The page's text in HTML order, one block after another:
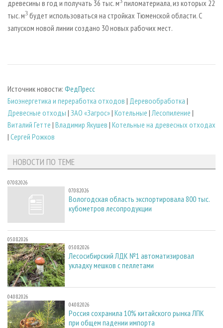
древесины в год и получать 36 тыс. м пиломатериала, из которых 22
тыс. м3 будет использоваться на стройках Тюменской области. С
запуском новой линии создано 30 новых рабочих мест.
Источник новости: ФедПресс
Биoэнергетика и переработка отходов | Деревообработка |
Древесные отходы | ЗАО «Загрос»| Котельные |Лесопиление |
Виталий Гетте | Владимир Якушев | Котельные на древесных отходах
| Сергей Рожков
НОВОСТИ ПО ТЕМЕ
07.08.2026
07.08.2026
Вологодская область экспортировала 800 тыс.
кубометров лесопродукции
05.08.2026
05.08.2026
Лесосибирский ЛДК №1 автоматизировал
укладку мешков с пеллетами
04.08.2026
04.08.2026
Россия сохранила 10% китайского рынка ЛПК
при общем падении импорта